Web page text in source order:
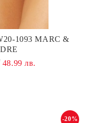
1093 MARC &
48.99 лв.
-20%